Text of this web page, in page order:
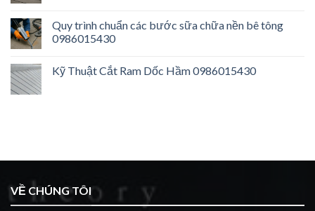
Quy trình chuẩn các bước sữa chữa nền bê tông
0986015430
Kỹ Thuật Cắt Ram Dốc Hầm 0986015430
VỀ CHÚNG TÔI